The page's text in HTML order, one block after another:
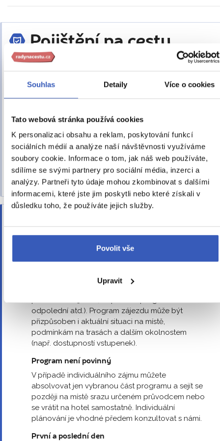
Souhlas Detaily Více o cookies
Tato webová stránka používá cookies
K personalizaci obsahu a reklam, poskytování funkcí
sociálních médií a analýze naší návštěvnosti využíváme
soubory cookie. Informace o tom, jak náš web používáte,
sdílíme se svými partnery pro sociální média, inzerci a
analýzy. Partneři tyto údaje mohou zkombinovat s dalšími
informacemi, které jste jim poskytli nebo které získali v
důsledku toho, že používáte jejich služby.
Povolit vše
Upravit
Pojištění na cestu
zařídíme
300 Kč
celý zájezd
50 Kč
den/osoba
Podmínky pojištění
Zdravotní pojištění se vztahuje také na
onemocnění COVID-19.
To důležité —
nepřehlédněte
odpolední atd.). Program zájezdu může být
přizpůsoben i aktuální situaci na místě,
podmínkám na trasách a dalším okolnostem
(např. dostupností vstupenek).
Program není povinný
V případě individuálního zájmu můžete
absolvovat jen vybranou část programu a sejít se
později na místě srazu určeném průvodcem nebo
se vrátit na hotel samostatně. Individuální
plánování je vhodné předem konzultovat s námi.
První a poslední den